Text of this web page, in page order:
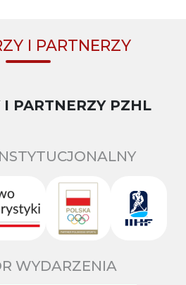
I PARTNERZY
I PARTNERZY PZHL
WYDARZENIA